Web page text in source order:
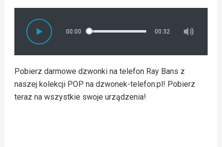
00:00 00:32
Pobierz darmowe dzwonki na telefon Ray Bans z
naszej kolekcji POP na dzwonek-telefon.pl! Pobierz
teraz na wszystkie swoje urządzenia!